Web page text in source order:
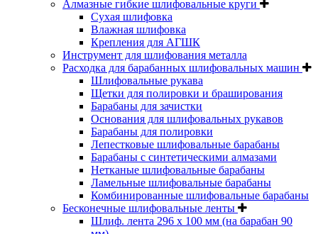
Алмазные гибкие шлифовальные круги
Cухая шлифовка
Влажная шлифовка
Крепления для АГШК
Инструмент для шлифования металла
Расходка для барабанных шлифовальных машин
Шлифовальные рукава
Щетки для полировки и браширования
Барабаны для зачистки
Основания для шлифовальных рукавов
Барабаны для полировки
Лепестковые шлифовальные барабаны
Барабаны с синтетическими алмазами
Нетканые шлифовальные барабаны
Ламельные шлифовальные барабаны
Комбинированные шлифовальные барабаны
Бесконечные шлифовальные ленты
Шлиф. лента 296 х 100 мм (на барабан 90